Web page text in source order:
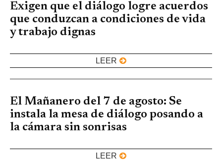
Exigen que el diálogo logre acuerdos
que conduzcan a condiciones de vida
y trabajo dignas
LEER
El Mañanero del 7 de agosto: Se
instala la mesa de diálogo posando a
la cámara sin sonrisas
LEER